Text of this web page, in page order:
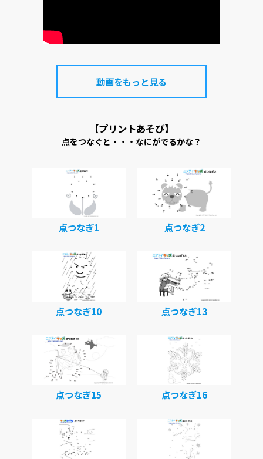
動画をもっと見る
【プリントあそび】
点をつなぐと・・・なにがでるかな？
点つなぎ1 点つなぎ2
点つなぎ10 点つなぎ13
点つなぎ15 点つなぎ16